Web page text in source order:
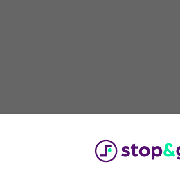
esaudita, anche perché nelle
Serie A, alla ricerca
nulla di concreto